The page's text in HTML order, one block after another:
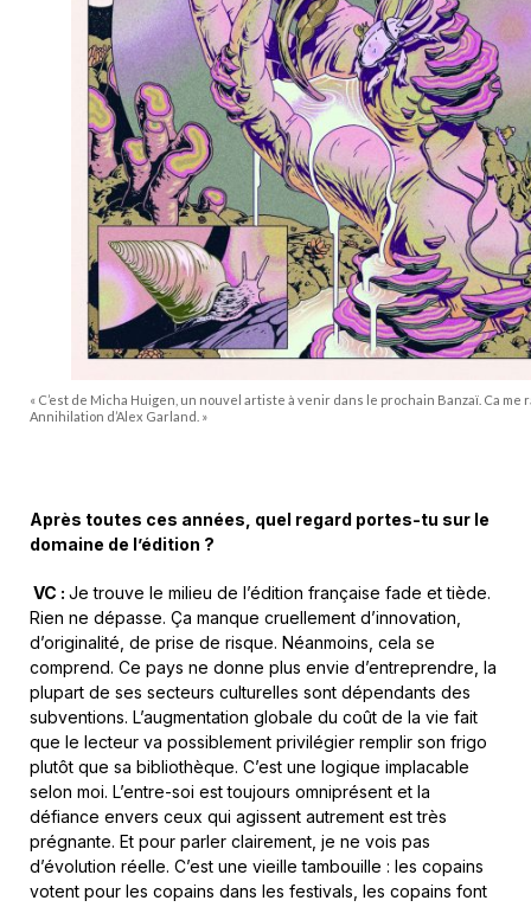
« C’est de Micha Huigen, un nouvel artiste à venir dans le prochain Banzaï. Ca me
Annihilation d’Alex Garland. »
Après toutes ces années, quel regard portes-tu sur le
domaine de l’édition ?
VC : Je trouve le milieu de l’édition française fade et tiède.
Rien ne dépasse. Ça manque cruellement d’innovation,
d’originalité, de prise de risque. Néanmoins, cela se
comprend. Ce pays ne donne plus envie d’entreprendre, la
plupart de ses secteurs culturelles sont dépendants des
subventions. L’augmentation globale du coût de la vie fait
que le lecteur va possiblement privilégier remplir son frigo
plutôt que sa bibliothèque. C’est une logique implacable
selon moi. L’entre-soi est toujours omniprésent et la
défiance envers ceux qui agissent autrement est très
prégnante. Et pour parler clairement, je ne vois pas
d’évolution réelle. C’est une vieille tambouille : les copains
votent pour les copains dans les festivals, les copains font